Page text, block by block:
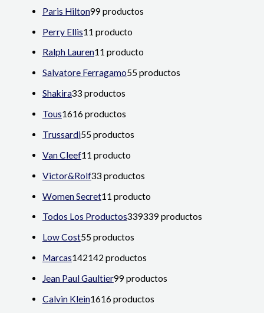
Paris Hilton99 productos
Perry Ellis11 producto
Ralph Lauren11 producto
Salvatore Ferragamo55 productos
Shakira33 productos
Tous1616 productos
Trussardi55 productos
Van Cleef11 producto
Victor&Rolf33 productos
Women Secret11 producto
Todos Los Productos339339 productos
Low Cost55 productos
Marcas142142 productos
Jean Paul Gaultier99 productos
Calvin Klein1616 productos